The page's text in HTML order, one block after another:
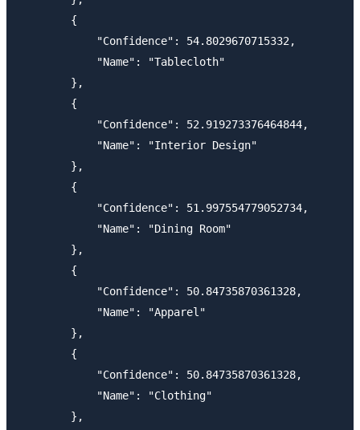
        {
            "Confidence": 54.8029670715332,
            "Name": "Tablecloth"
        },
        {
            "Confidence": 52.919273376464844,
            "Name": "Interior Design"
        },
        {
            "Confidence": 51.997554779052734,
            "Name": "Dining Room"
        },
        {
            "Confidence": 50.84735870361328,
            "Name": "Apparel"
        },
        {
            "Confidence": 50.84735870361328,
            "Name": "Clothing"
        },